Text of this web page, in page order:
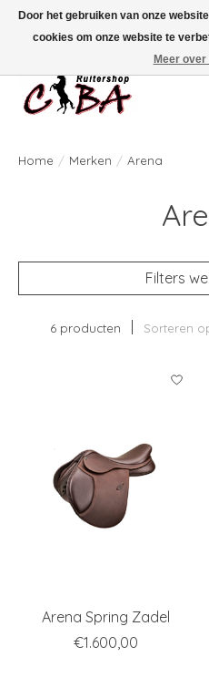
Bij vragen kan u ons contacteren op het
Ambachtstraat 22 A, 3530 Helchteren
Home / Merken / Arena
Filters
6 producten Sorteren
Arena Spring Zadel
€1.600,00
Door het gebruiken van onze
cookies om onze website te
Meer